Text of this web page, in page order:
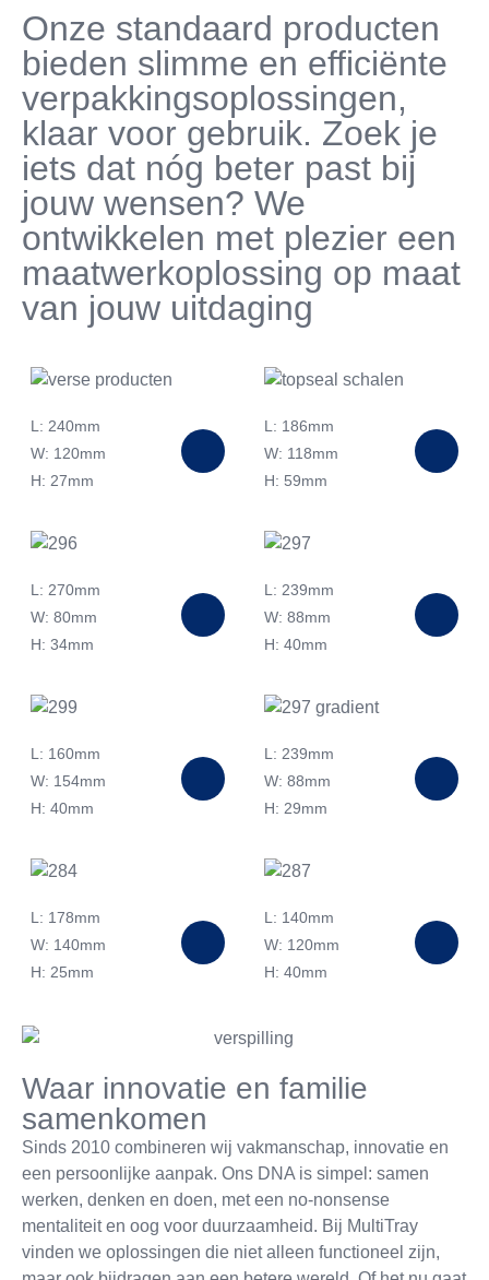
Onze standaard producten
bieden slimme en efficiënte
verpakkingsoplossingen,
klaar voor gebruik. Zoek je
iets dat nóg beter past bij
jouw wensen? We
ontwikkelen met plezier een
maatwerkoplossing op maat
van jouw uitdaging
L: 240mm
W: 120mm
H: 27mm
L: 186mm
W: 118mm
H: 59mm
L: 270mm
W: 80mm
H: 34mm
L: 239mm
W: 88mm
H: 40mm
L: 160mm
W: 154mm
H: 40mm
L: 239mm
W: 88mm
H: 29mm
L: 178mm
W: 140mm
H: 25mm
L: 140mm
W: 120mm
H: 40mm
Waar innovatie en familie
samenkomen
Sinds 2010 combineren wij vakmanschap, innovatie en
een persoonlijke aanpak. Ons DNA is simpel: samen
werken, denken en doen, met een no-nonsense
mentaliteit en oog voor duurzaamheid. Bij MultiTray
vinden we oplossingen die niet alleen functioneel zijn,